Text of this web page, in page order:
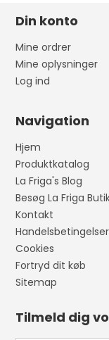
Din konto
Mine ordrer
Mine oplysninger
Log ind
Navigation
Hjem
Produktkatalog
La Friga's Blog
Besøg La Friga
Kontakt
Handelsbetingelser
Cookies
Fortryd dit køb
Sitemap
Tilmeld dig